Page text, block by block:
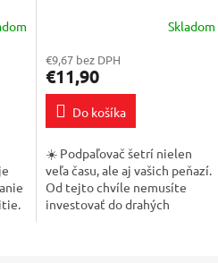
produktu
je
4,0
5
hviezdičiek.
Skladom
€9,67 bez DPH
€11,90
Do košíka
☀️ Podpaľovač šetrí nielen
veľa času, ale aj vašich peňazí.
Od tejto chvíle nemusíte
investovať do drahých